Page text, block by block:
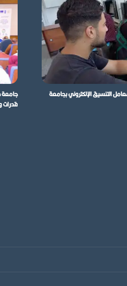
التنسيق الإلكتروني بجامعة
جامعة
قدرات